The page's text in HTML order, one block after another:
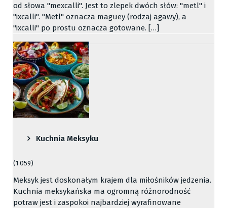
od słowa "mexcalli". Jest to zlepek dwóch słów: "metl" i
"ixcalli". "Metl" oznacza maguey (rodzaj agawy), a
"ixcalli" po prostu oznacza gotowane. […]
Kuchnia Meksyku
(1 059)
Meksyk jest doskonałym krajem dla miłośników jedzenia.
Kuchnia meksykańska ma ogromną różnorodność
potraw jest i zaspokoi najbardziej wyrafinowane